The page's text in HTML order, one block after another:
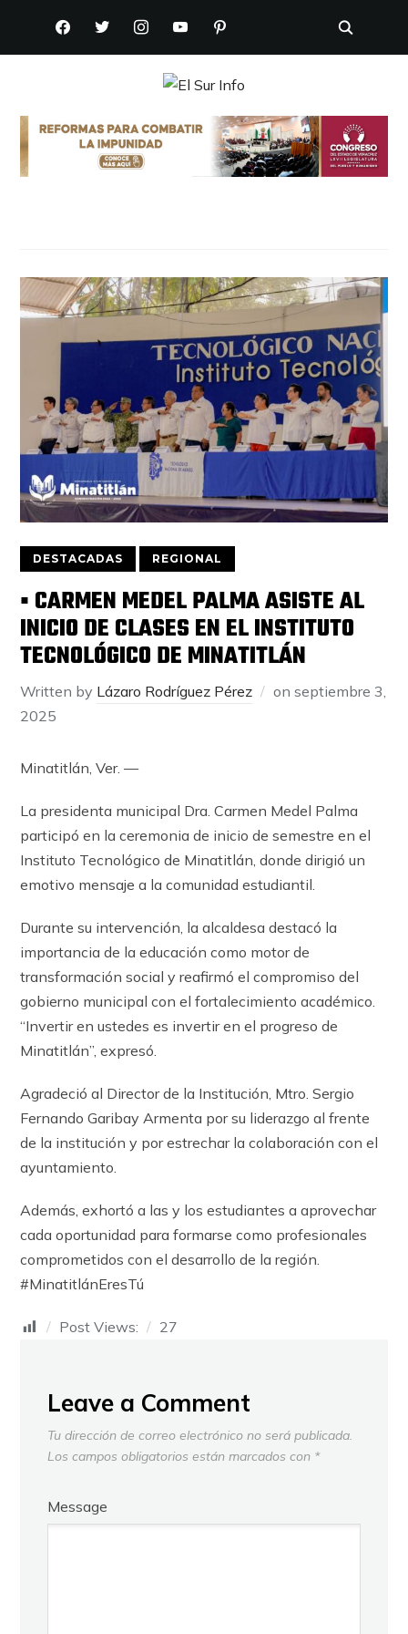
FACEBOOKTWITTERINSTAGRAMYOUTUBEPINTEREST
DESTACADAS REGIONAL
▪️ CARMEN MEDEL PALMA ASISTE AL
INICIO DE CLASES EN EL INSTITUTO
TECNOLÓGICO DE MINATITLÁN
Written by Lázaro Rodríguez Pérez onseptiembre 3,
2025
Minatitlán, Ver. —
La presidenta municipal Dra. Carmen Medel Palma
participó en la ceremonia de inicio de semestre en el
Instituto Tecnológico de Minatitlán, donde dirigió un
emotivo mensaje a la comunidad estudiantil.
Durante su intervención, la alcaldesa destacó la
importancia de la educación como motor de
transformación social y reafirmó el compromiso del
gobierno municipal con el fortalecimiento académico.
“Invertir en ustedes es invertir en el progreso de
Minatitlán”, expresó.
Agradeció al Director de la Institución, Mtro. Sergio
Fernando Garibay Armenta por su liderazgo al frente
de la institución y por estrechar la colaboración con el
ayuntamiento.
Además, exhortó a las y los estudiantes a aprovechar
cada oportunidad para formarse como profesionales
comprometidos con el desarrollo de la región.
#MinatitlánEresTú
Post Views: 27
Leave a Comment
Tu dirección de correo electrónico no será publicada.
Los campos obligatorios están marcados con *
Message